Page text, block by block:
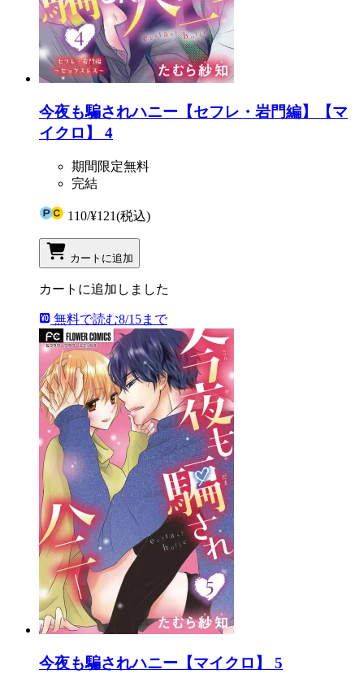
今夜も騙されハニー【セフレ・岩門編】【マ
イクロ】 4
期間限定無料
完結
110/¥121(税込)
カートに追加
カートに追加しました
無料で読む8/15まで
今夜も騙されハニー【マイクロ】 5